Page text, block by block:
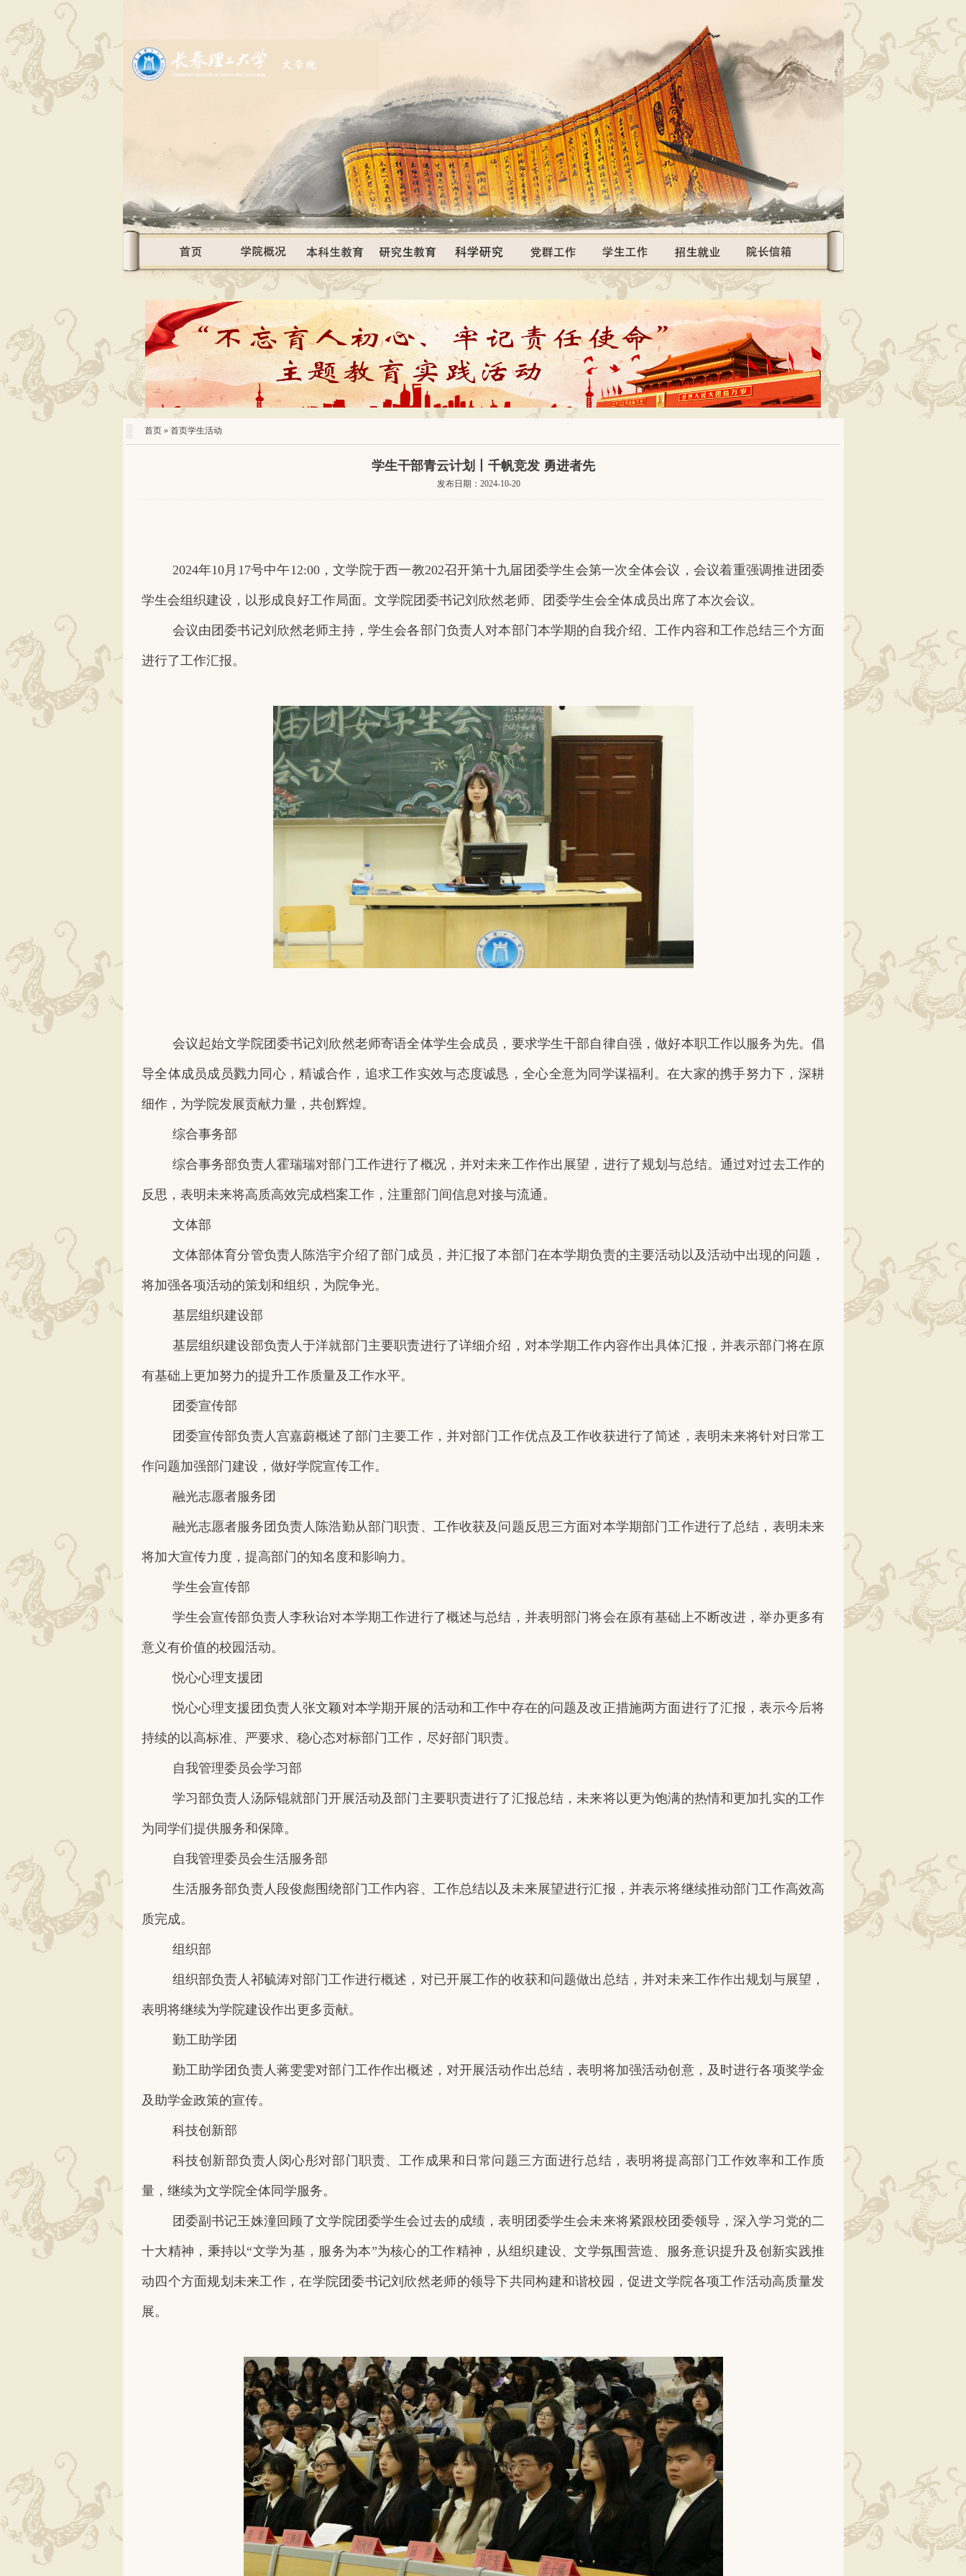
首页» 首页学生活动
学生干部青云计划丨千帆竞发 勇进者先
发布日期：2024-10-20
2024年10月17号中午12:00，文学院于西一教202召开第十九届团委学生会第一次全体会议，会议着重强调推进团委
学生会组织建设，以形成良好工作局面。文学院团委书记刘欣然老师、团委学生会全体成员出席了本次会议。
会议由团委书记刘欣然老师主持，学生会各部门负责人对本部门本学期的自我介绍、工作内容和工作总结三个方面
进行了工作汇报。
会议起始文学院团委书记刘欣然老师寄语全体学生会成员，要求学生干部自律自强，做好本职工作以服务为先。倡
导全体成员成员戮力同心，精诚合作，追求工作实效与态度诚恳，全心全意为同学谋福利。在大家的携手努力下，深耕
细作，为学院发展贡献力量，共创辉煌。
综合事务部
综合事务部负责人霍瑞瑞对部门工作进行了概况，并对未来工作作出展望，进行了规划与总结。通过对过去工作的
反思，表明未来将高质高效完成档案工作，注重部门间信息对接与流通。
文体部
文体部体育分管负责人陈浩宇介绍了部门成员，并汇报了本部门在本学期负责的主要活动以及活动中出现的问题，
将加强各项活动的策划和组织，为院争光。
基层组织建设部
基层组织建设部负责人于洋就部门主要职责进行了详细介绍，对本学期工作内容作出具体汇报，并表示部门将在原
有基础上更加努力的提升工作质量及工作水平。
团委宣传部
团委宣传部负责人宫嘉蔚概述了部门主要工作，并对部门工作优点及工作收获进行了简述，表明未来将针对日常工
作问题加强部门建设，做好学院宣传工作。
融光志愿者服务团
融光志愿者服务团负责人陈浩勤从部门职责、工作收获及问题反思三方面对本学期部门工作进行了总结，表明未来
将加大宣传力度，提高部门的知名度和影响力。
学生会宣传部
学生会宣传部负责人李秋诒对本学期工作进行了概述与总结，并表明部门将会在原有基础上不断改进，举办更多有
意义有价值的校园活动。
悦心心理支援团
悦心心理支援团负责人张文颖对本学期开展的活动和工作中存在的问题及改正措施两方面进行了汇报，表示今后将
持续的以高标准、严要求、稳心态对标部门工作，尽好部门职责。
自我管理委员会学习部
学习部负责人汤际锟就部门开展活动及部门主要职责进行了汇报总结，未来将以更为饱满的热情和更加扎实的工作
为同学们提供服务和保障。
自我管理委员会生活服务部
生活服务部负责人段俊彪围绕部门工作内容、工作总结以及未来展望进行汇报，并表示将继续推动部门工作高效高
质完成。
组织部
组织部负责人祁毓涛对部门工作进行概述，对已开展工作的收获和问题做出总结，并对未来工作作出规划与展望，
表明将继续为学院建设作出更多贡献。
勤工助学团
勤工助学团负责人蒋雯雯对部门工作作出概述，对开展活动作出总结，表明将加强活动创意，及时进行各项奖学金
及助学金政策的宣传。
科技创新部
科技创新部负责人闵心彤对部门职责、工作成果和日常问题三方面进行总结，表明将提高部门工作效率和工作质
量，继续为文学院全体同学服务。
团委副书记王姝潼回顾了文学院团委学生会过去的成绩，表明团委学生会未来将紧跟校团委领导，深入学习党的二
十大精神，秉持以“文学为基，服务为本”为核心的工作精神，从组织建设、文学氛围营造、服务意识提升及创新实践推
动四个方面规划未来工作，在学院团委书记刘欣然老师的领导下共同构建和谐校园，促进文学院各项工作活动高质量发
展。